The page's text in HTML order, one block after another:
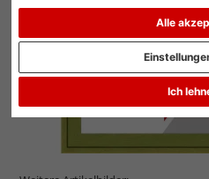
Alle
Ich